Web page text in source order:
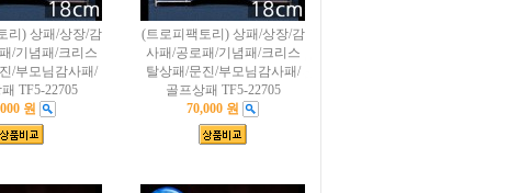
리) 상패/상장/감
/기념패/크리스
/부모님감사패/
TF5-22705
원
(트로피팩토리) 상패/상장/감
사패/공로패/기념패/크리스
탈상패/문진/부모님감사패/
골프상패 TF5-22705
70,000 원